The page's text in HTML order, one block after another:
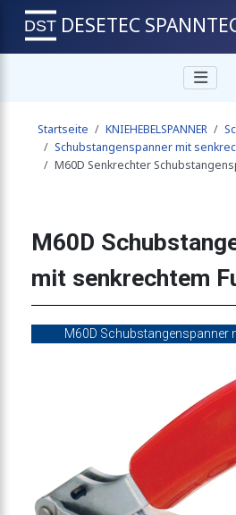
mit senkrechtem Fuß
DESETEC
Startseite KNIEHEBELSPANNER
Schubstangenspanner mit
M60D Senkrechter
M60D
mit senkrechtem
M60D Schubstangenspanner